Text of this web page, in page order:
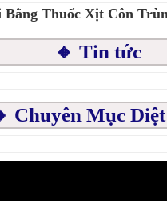
Bằng Thuốc Xịt Côn
🔸 Tin tức
Chuyên Mục